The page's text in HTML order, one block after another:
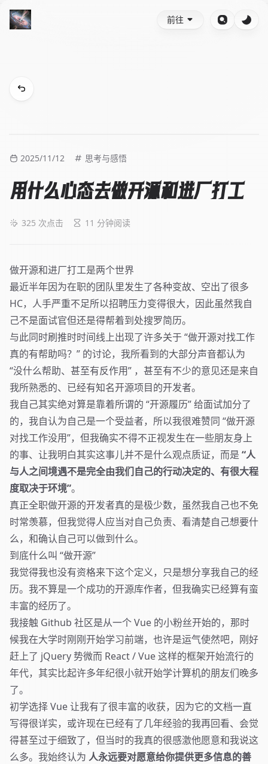
前往
2025/11/12 思考与感悟
用什么心态去做开源和进厂打工
325 次点击 11 分钟阅读
做开源和进厂打工是两个世界
最近半年因为在职的团队里发生了各种变故、空出了很多
HC，人手严重不足所以招聘压力变得很大，因此虽然我自
己不是面试官但还是得帮着到处搜罗简历。
与此同时刷推时时间线上出现了许多关于 “做开源对找工作
真的有帮助吗？” 的讨论，我所看到的大部分声音都认为
“没什么帮助、甚至有反作用” ，甚至有不少的意见还是来自
我所熟悉的、已经有知名开源项目的开发者。
我自己其实绝对算是靠着所谓的 “开源履历” 给面试加分了
的，我自认为自己是一个受益者，所以我很难赞同 “做开源
对找工作没用”，但我确实不得不正视发生在一些朋友身上
的事、让我明白其实这事儿并不是什么观点质证，而是 “人
与人之间境遇不是完全由我们自己的行动决定的、有很大程
度取决于环境”。
真正全职做开源的开发者真的是极少数，虽然我自己也不免
时常羡慕，但我觉得人应当对自己负责、看清楚自己想要什
么，和确认自己可以做到什么。
到底什么叫 “做开源”
我觉得我也没有资格来下这个定义，只是想分享我自己的经
历。我不算是一个成功的开源库作者，但我确实已经算有蛮
丰富的经历了。
我接触 Github 社区是从一个 Vue 的小粉丝开始的，那时
候我在大学时刚刚开始学习前端，也许是运气使然吧，刚好
赶上了 jQuery 势微而 React / Vue 这样的框架开始流行的
年代，其实比起许多年纪很小就开始学计算机的朋友们晚多
了。
初学选择 Vue 让我有了很丰富的收获，因为它的文档一直
写得很详实，或许现在已经有了几年经验的我再回看、会觉
得甚至过于细致了，但当时的我真的很感激他愿意和我说这
么多。我始终认为 人永远要对愿意给你提供更多信息的善